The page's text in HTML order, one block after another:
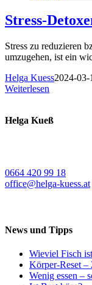
Stress-
Stress zu reduzieren
umzugehen, ist ein
Helga Kuess2024-
Weiterlesen
Helga Kueß
0664 420 99 18
office@helga-kuess.at
News und Tipps
Wieviel Fisch
Körper-Reset –
Wenig essen –